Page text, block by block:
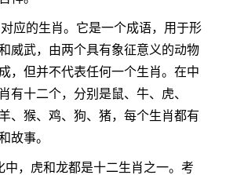
对应的生肖。它是一个成语，用于形
威武，由两个具有象征意义的动物
但并不代表任何一个生肖。在中
有十二个，分别是鼠、牛、虎、
、猴、鸡、狗、猪，每个生肖都有
故事。
中，虎和龙都是十二生肖之一。考